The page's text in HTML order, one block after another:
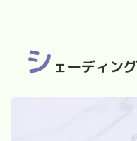
シ ェーディン